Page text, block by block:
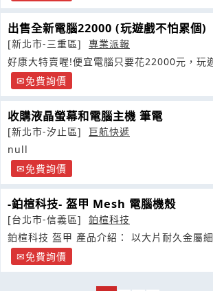
出售全新電腦22000 (玩遊戲不怕累個)
[新北市-三重區]
專業派報
好康大特賣喔!便宜電腦只要花22000元，玩
個 免費詢價
收購液晶螢幕和電腦主機 筆電
[新北市-汐止區]
巨航快遞
null
免費詢價
-鉑楦科技- 盔甲 Mesh 電腦機殼
[台北市-信義區]
鉑楦科技
鉑楦科技 盔甲 產品介紹： 以大片耐久金屬細網覆蓋菱形網孔為
特色的盔甲
免費詢價